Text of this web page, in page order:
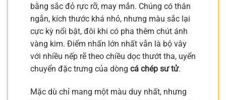
bằng sắc đỏ rực rỡ, may mắn. Chúng có thân
ngắn, kích thước khá nhỏ, nhưng màu sắc lại
cực kỳ nổi bật, đôi khi có pha thêm chút ánh
vàng kim. Điểm nhấn lớn nhất vẫn là bộ vây
với nhiều nếp rẽ theo chiều dọc thướt tha, uyển
chuyển đặc trưng của dòng cá chép sư tử.
Mặc dù chỉ mang một màu duy nhất, nhưng